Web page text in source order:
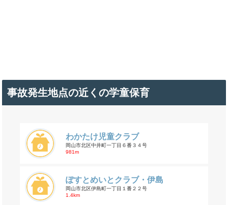
事故発生地点の近くの学童保育
わかたけ児童クラブ
岡山市北区中井町一丁目６番３４号
981m
ぽすとめいとクラブ・伊島
岡山市北区伊島町一丁目１番２２号
1.4km